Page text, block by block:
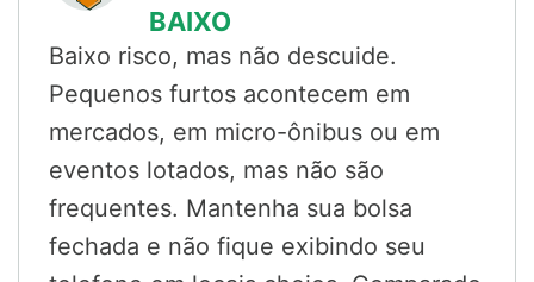
BAIXO
Baixo risco, mas não descuide.
Pequenos furtos acontecem em
mercados, em micro-ônibus ou em
eventos lotados, mas não são
frequentes. Mantenha sua bolsa
fechada e não fique exibindo seu